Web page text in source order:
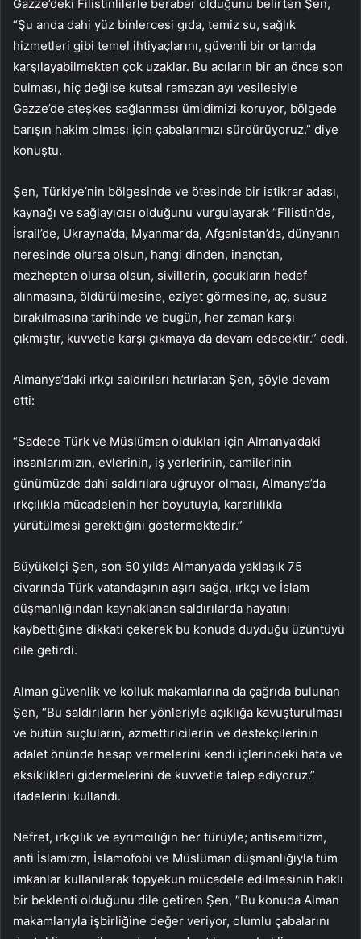
Gazze’deki Filistinlilerle beraber olduğunu belirten Şen,
“Şu anda dahi yüz binlercesi gıda, temiz su, sağlık
hizmetleri gibi temel ihtiyaçlarını, güvenli bir ortamda
karşılayabilmekten çok uzaklar. Bu acıların bir an önce son
bulması, hiç değilse kutsal ramazan ayı vesilesiyle
Gazze’de ateşkes sağlanması ümidimizi koruyor, bölgede
barışın hakim olması için çabalarımızı sürdürüyoruz.” diye
konuştu.
Şen, Türkiye’nin bölgesinde ve ötesinde bir istikrar adası,
kaynağı ve sağlayıcısı olduğunu vurgulayarak “Filistin’de,
İsrail’de, Ukrayna’da, Myanmar’da, Afganistan’da, dünyanın
neresinde olursa olsun, hangi dinden, inançtan,
mezhepten olursa olsun, sivillerin, çocukların hedef
alınmasına, öldürülmesine, eziyet görmesine, aç, susuz
bırakılmasına tarihinde ve bugün, her zaman karşı
çıkmıştır, kuvvetle karşı çıkmaya da devam edecektir.” dedi.
Almanya’daki ırkçı saldırıları hatırlatan Şen, şöyle devam
etti:
“Sadece Türk ve Müslüman oldukları için Almanya’daki
insanlarımızın, evlerinin, iş yerlerinin, camilerinin
günümüzde dahi saldırılara uğruyor olması, Almanya’da
ırkçılıkla mücadelenin her boyutuyla, kararlılıkla
yürütülmesi gerektiğini göstermektedir.”
Büyükelçi Şen, son 50 yılda Almanya’da yaklaşık 75
civarında Türk vatandaşının aşırı sağcı, ırkçı ve İslam
düşmanlığından kaynaklanan saldırılarda hayatını
kaybettiğine dikkati çekerek bu konuda duyduğu üzüntüyü
dile getirdi.
Alman güvenlik ve kolluk makamlarına da çağrıda bulunan
Şen, “Bu saldırıların her yönleriyle açıklığa kavuşturulması
ve bütün suçluların, azmettiricilerin ve destekçilerinin
adalet önünde hesap vermelerini kendi içlerindeki hata ve
eksiklikleri gidermelerini de kuvvetle talep ediyoruz.”
ifadelerini kullandı.
Nefret, ırkçılık ve ayrımcılığın her türüyle; antisemitizm,
anti İslamizm, İslamofobi ve Müslüman düşmanlığıyla tüm
imkanlar kullanılarak topyekun mücadele edilmesinin haklı
bir beklenti olduğunu dile getiren Şen, “Bu konuda Alman
makamlarıyla işbirliğine değer veriyor, olumlu çabalarını